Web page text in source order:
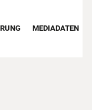
MEDIADATEN